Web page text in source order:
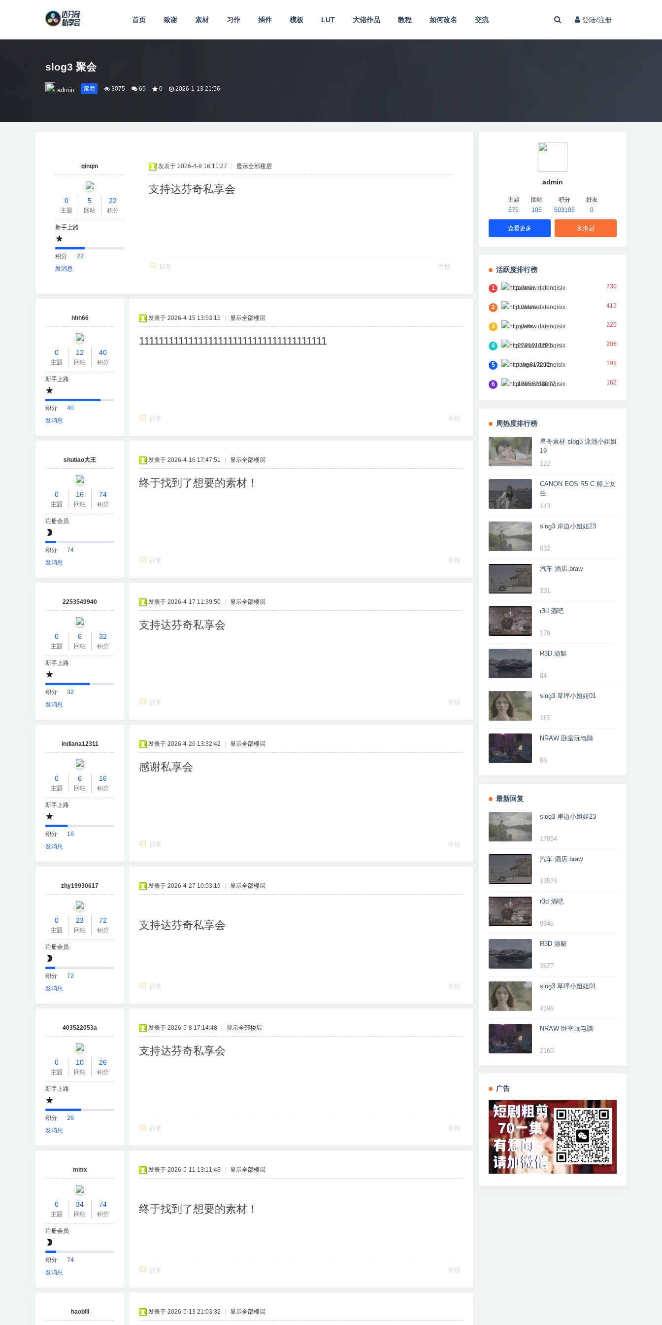
首页 致谢 素材 习作 插件 模板 LUT 大佬作品 教程 如何改名 交流 登陆/注册
slog3 聚会
admin 索尼 3075 69 0 2026-1-13 21:56
qinqin
0
主题
5
回帖
22
积分
新手上路
积分
22
发消息
发表于 2026-4-9 16:11:27 显示全部楼层
支持达芬奇私享会
回复 举报
hhh66
0
主题
12
回帖
40
积分
新手上路
积分
40
发消息
发表于 2026-4-15 13:53:15 显示全部楼层
11111111111111111111111111111111111111
回复 举报
shutiao大王
0
主题
16
回帖
74
积分
注册会员
积分
74
发消息
发表于 2026-4-16 17:47:51 显示全部楼层
终于找到了想要的素材！
回复 举报
2253549940
0
主题
6
回帖
32
积分
新手上路
积分
32
发消息
发表于 2026-4-17 11:39:50 显示全部楼层
支持达芬奇私享会
回复 举报
indiana12311
0
主题
6
回帖
16
积分
新手上路
积分
16
发消息
发表于 2026-4-26 13:32:42 显示全部楼层
感谢私享会
回复 举报
zhy19930617
0
主题
23
回帖
72
积分
注册会员
积分
72
发消息
发表于 2026-4-27 10:53:19 显示全部楼层
支持达芬奇私享会
回复 举报
403522053a
0
主题
10
回帖
26
积分
新手上路
积分
26
发消息
发表于 2026-5-8 17:14:48 显示全部楼层
支持达芬奇私享会
回复 举报
mmx
0
主题
34
回帖
74
积分
注册会员
积分
74
发消息
发表于 2026-5-11 13:11:48 显示全部楼层
终于找到了想要的素材！
回复 举报
haobiii 发表于 2026-5-13 21:03:32 显示全部楼层
admin
主题
575
回帖
105
积分
503105
好友
0
查看更多 发消息
活跃度排行榜
1 admin 730
2 toddma 413
3 gjlsfls 225
4 2121212221 206
5 long617212 191
6 18856238977 162
周热度排行榜
星哥素材 slog3 泳池小姐姐
19
122
CANON EOS R5 C 船上女
生
143
slog3 岸边小姐姐23
632
汽车 酒店.braw
231
r3d 酒吧
179
R3D 游艇
84
slog3 草坪小姐姐01
115
NRAW 卧室玩电脑
65
最新回复
slog3 岸边小姐姐23
17854
汽车 酒店.braw
13523
r3d 酒吧
9945
R3D 游艇
3627
slog3 草坪小姐姐01
4196
NRAW 卧室玩电脑
2160
广告